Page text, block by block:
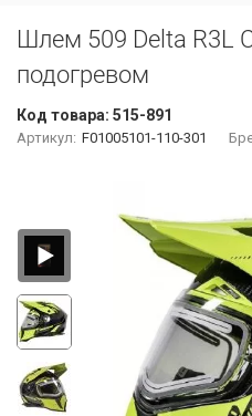
Шлем 509 Delta R3L
подогревом
Код товара: 515-891
Артикул: F01005101-110-301